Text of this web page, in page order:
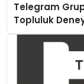
Telegram
Topluluk